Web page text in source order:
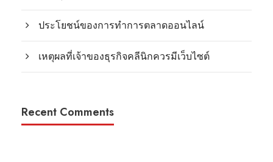
ประโยชน์ของการทำการตลาดออนไลน์
เหตุผลที่เจ้าของธุรกิจคลีนิกควรมีเว็บไซต์
Recent Comments